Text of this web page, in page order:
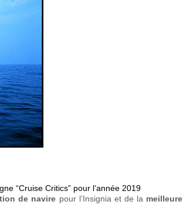
“Cruise Critics” pour l’année 2019
de navire pour l’Insignia et de la meilleure